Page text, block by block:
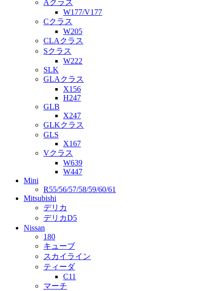
Aクラス
W177/V177
Cクラス
W205
CLAクラス
Sクラス
W222
SLK
GLAクラス
X156
H247
GLB
X247
GLKクラス
GLS
X167
Vクラス
W639
W447
Mini
R55/56/57/58/59/60/61
Mitsubishi
デリカ
デリカD5
Nissan
180
キューブ
スカイライン
ティーダ
C11
マーチ